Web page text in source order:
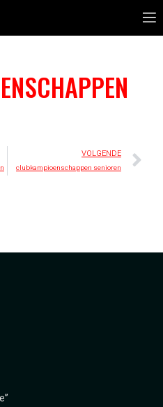
VOLGENDE
clubkampioenschappen senioren